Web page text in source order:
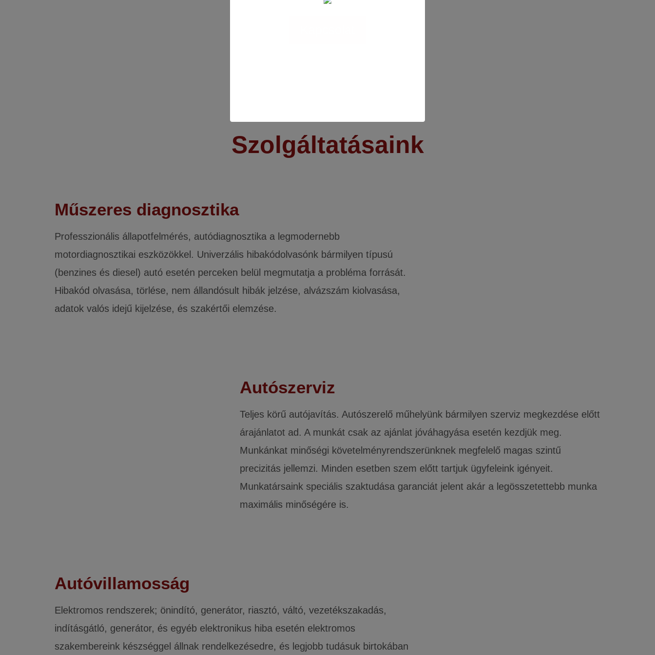
Szolgáltatásaink
Műszeres diagnosztika
Professzionális állapotfelmérés, autódiagnosztika a legmodernebb
motordiagnosztikai eszközökkel. Univerzális hibakódolvasónk bármilyen típusú
(benzines és diesel) autó esetén perceken belül megmutatja a probléma forrását.
Hibakód olvasása, törlése, nem állandósult hibák jelzése, alvázszám kiolvasása,
adatok valós idejű kijelzése, és szakértői elemzése.
Autószerviz
Teljes körű autójavítás. Autószerelő műhelyünk bármilyen szerviz megkezdése előtt
árajánlatot ad. A munkát csak az ajánlat jóváhagyása esetén kezdjük meg.
Munkánkat minőségi követelményrendszerünknek megfelelő magas szintű
precizitás jellemzi. Minden esetben szem előtt tartjuk ügyfeleink igényeit.
Munkatársaink speciális szaktudása garanciát jelent akár a legösszetettebb munka
maximális minőségére is.
Autóvillamosság
Elektromos rendszerek; önindító, generátor, riasztó, váltó, vezetékszakadás,
indításgátló, generátor, és egyéb elektronikus hiba esetén elektromos
szakembereink készséggel állnak rendelkezésedre, és legjobb tudásuk birtokában